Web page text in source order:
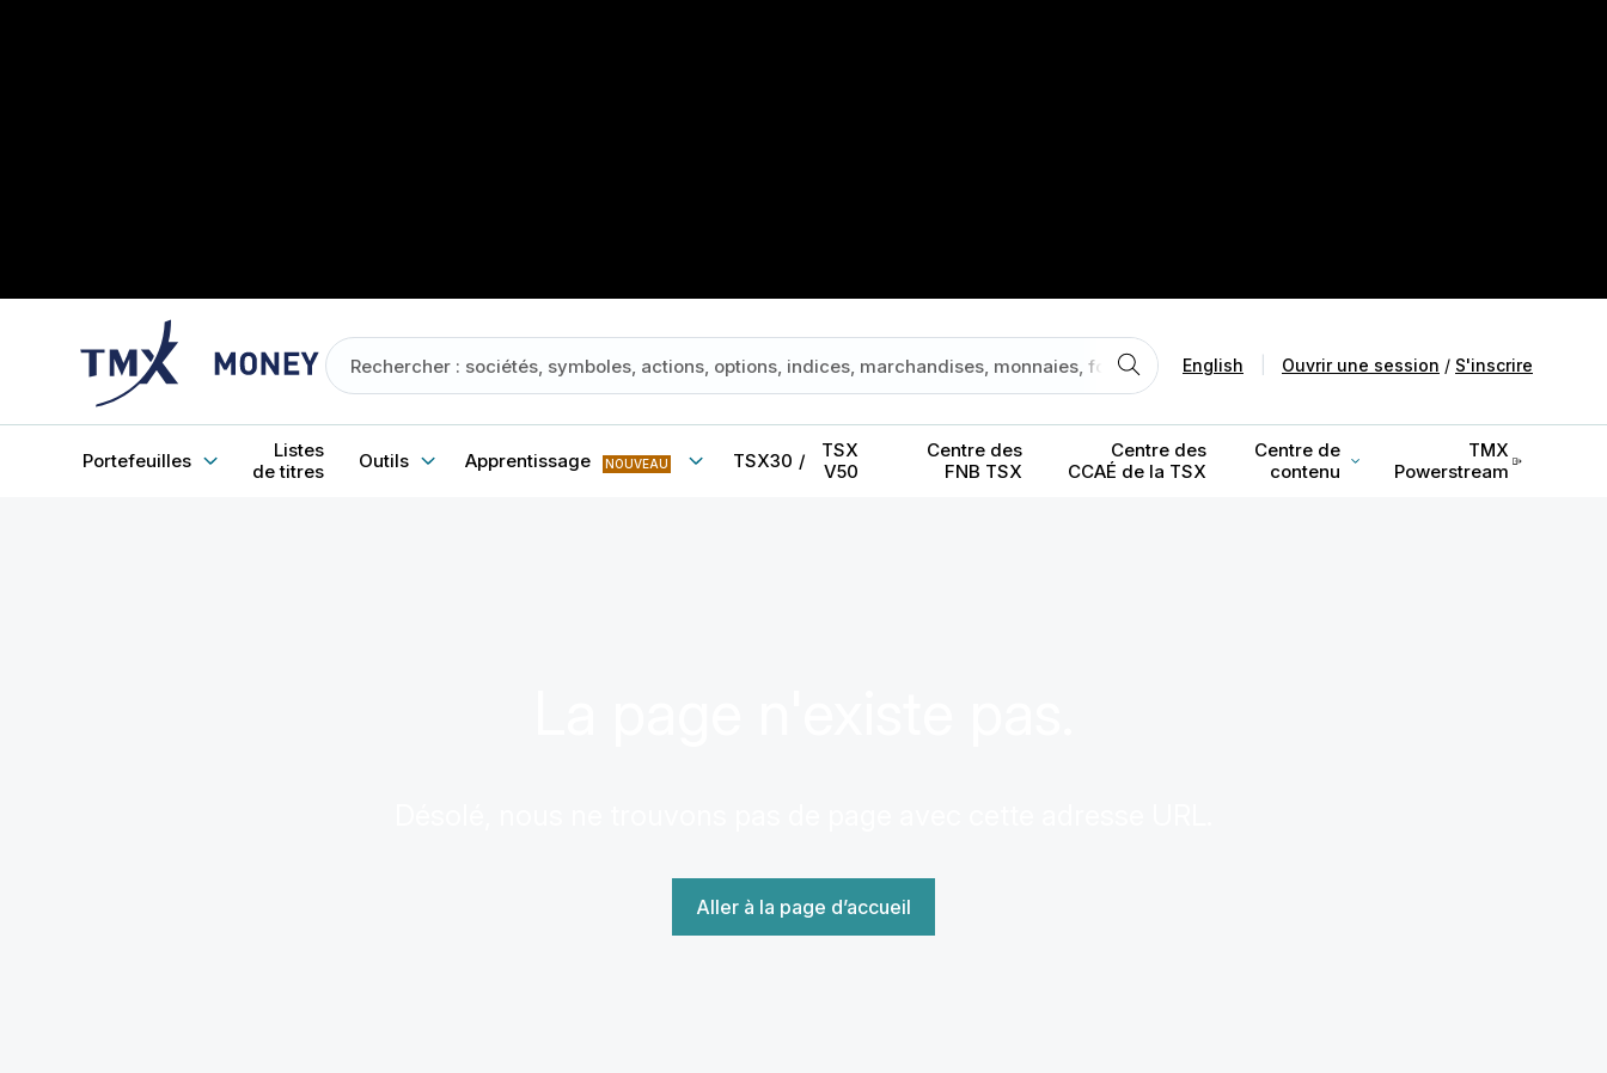
English Ouvrir une session / S'inscrire
Portefeuilles
Listes
de titres
Outils Apprentissage NOUVEAU TSX30 /
TSX
V50
Centre des
FNB TSX
Centre des
CCAÉ de la TSX
Centre de
contenu
TMX
Powerstream
Aller à la page d’accueil